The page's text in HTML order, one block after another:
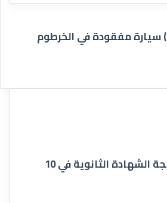
تفاصيل رصد (1008) سيارة مفقودة في الخرطوم
حقيقة إعلان نتيجة الشهادة الثانوية في 10